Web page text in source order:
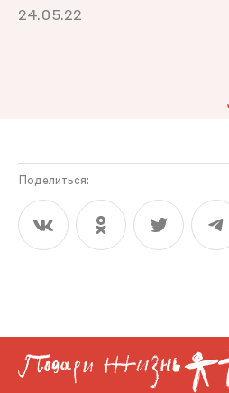
24.05.22
Поделиться: